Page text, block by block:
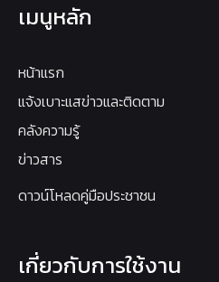
เมนูหลัก
หน้าแรก
แจ้งเบาะแสข่าวและติดตาม
คลังความรู้
ข่าวสาร
ดาวน์โหลดคู่มือประชาชน
เกี่ยวกับการใช้งาน